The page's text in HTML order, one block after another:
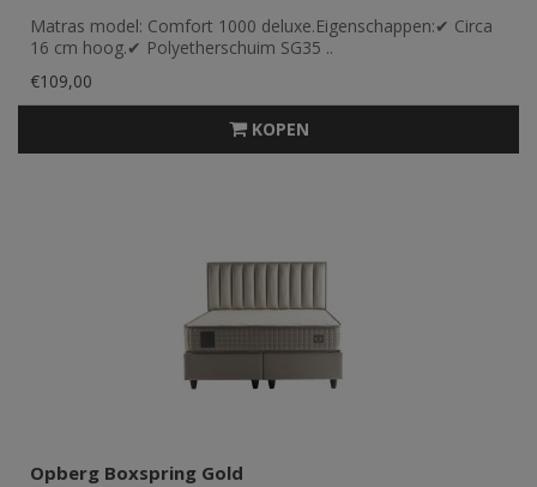
Matras model: Comfort 1000 deluxe.Eigenschappen:✔ Circa
16 cm hoog.✔ Polyetherschuim SG35 ..
€109,00
KOPEN
Opberg Boxspring Gold